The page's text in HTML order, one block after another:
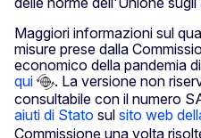
Maggiori informazioni sul
misure prese dalla
economico della pandemia
qui
. La versione non
consultabile con il numero
aiuti di Stato sul sito web
Commissione una volta